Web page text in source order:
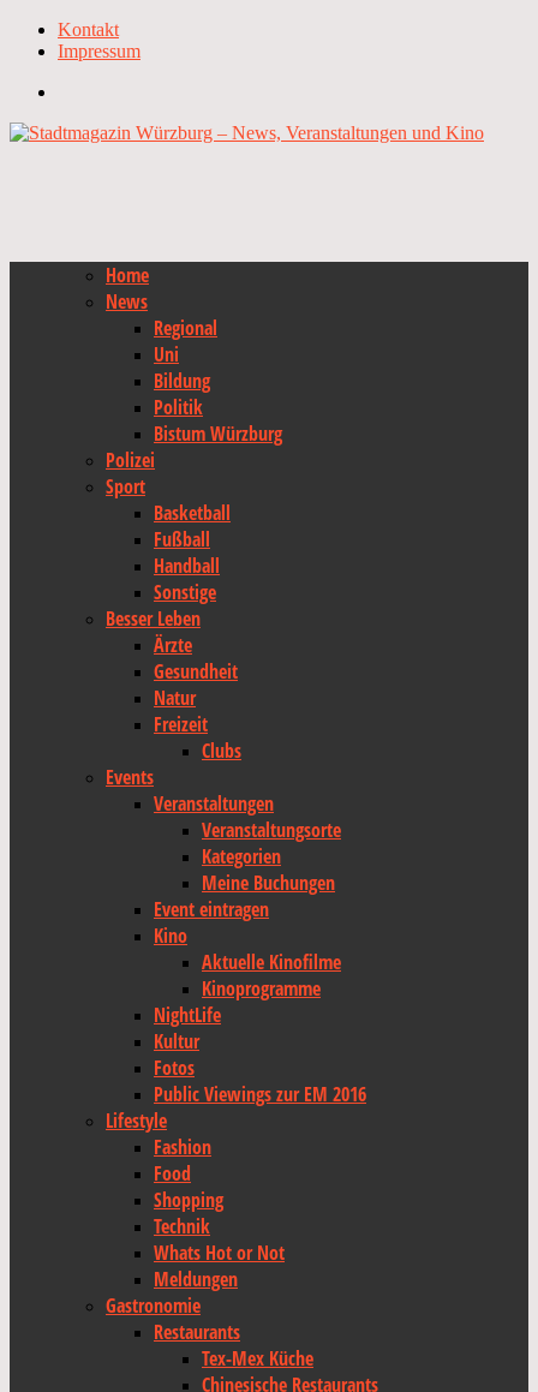
Kontakt
Impressum
Home
News
Regional
Uni
Bildung
Politik
Bistum Würzburg
Polizei
Sport
Basketball
Fußball
Handball
Sonstige
Besser Leben
Ärzte
Gesundheit
Natur
Freizeit
Clubs
Events
Veranstaltungen
Veranstaltungsorte
Kategorien
Meine Buchungen
Event eintragen
Kino
Aktuelle Kinofilme
Kinoprogramme
NightLife
Kultur
Fotos
Public Viewings zur EM 2016
Lifestyle
Fashion
Food
Shopping
Technik
Whats Hot or Not
Meldungen
Gastronomie
Restaurants
Tex-Mex Küche
Chinesische Restaurants